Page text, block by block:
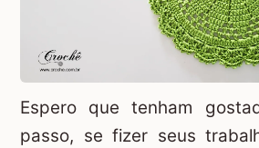
Espero que tenham
passo, se fizer seus